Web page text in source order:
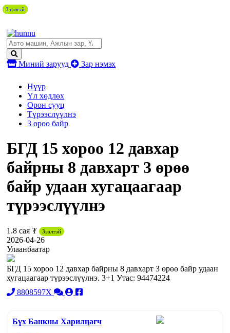
Миний зарууд Зар нэмэх
Нүүр
Үл хөдлөх
Орон сууц
Түрээслүүлнэ
3 өрөө байр
БГД 15 хороо 12 давхар
байрны 8 давхарт 3 өрөө
байр удаан хугацаагаар
түрээслүүлнэ
1.8 сая ₮ Зээлтэй
2026-04-26
Улаанбаатар
БГД 15 хороо 12 давхар байрны 8 давхарт 3 өрөө байр удаан
хугацаагаар түрээслүүлнэ. 3+1 Утас: 94474224
8808597X
Бүх Банкны Харилцагч
Зээлтэй
Зээлтэй
Зээлтэй
Зээлтэй
Зээлтэй
Зээлтэй
Зээлтэй
Зээлтэй
Зээлтэй
Зээлтэй
Зээлтэй
Зээлтэй
Зээлтэй
Зээлтэй